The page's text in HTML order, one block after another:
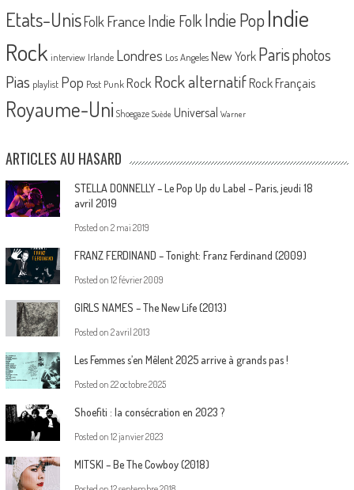
Etats-UnisFolk France Indie Folk Indie PopIndie
Rock interview Irlande Londres Los Angeles New York Parisphotos
Pias playlist Pop Post Punk Rock Rock alternatif Rock Français
Royaume-Uni Shoegaze Suède Universal Warner
ARTICLES AU HASARD
STELLA DONNELLY – Le Pop Up du Label – Paris, jeudi 18
avril 2019
Posted on 2 mai 2019
FRANZ FERDINAND – Tonight: Franz Ferdinand (2009)
Posted on 12 février 2009
GIRLS NAMES – The New Life (2013)
Posted on 2 avril 2013
Les Femmes s’en Mêlent 2025 arrive à grands pas !
Posted on 22 octobre 2025
Shoefiti : la consécration en 2023 ?
Posted on 12 janvier 2023
MITSKI – Be The Cowboy (2018)